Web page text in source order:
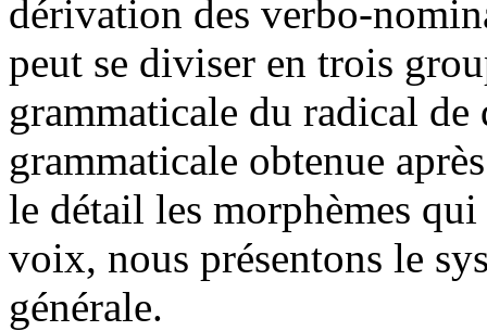
dérivation des verbo-
peut se diviser en trois
grammaticale du radical de
grammaticale obtenue
le détail les morphèmes
voix, nous présentons le
générale.